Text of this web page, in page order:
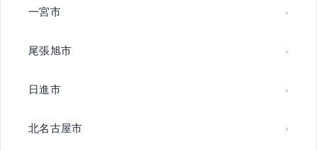
一宮市
尾張旭市
日進市
北名古屋市